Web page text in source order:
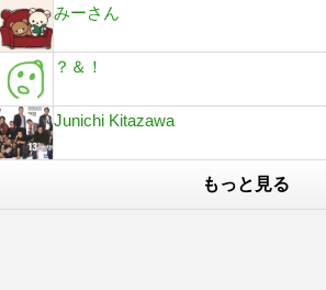
みーさん
？＆！
Junichi Kitazawa
もっと見る